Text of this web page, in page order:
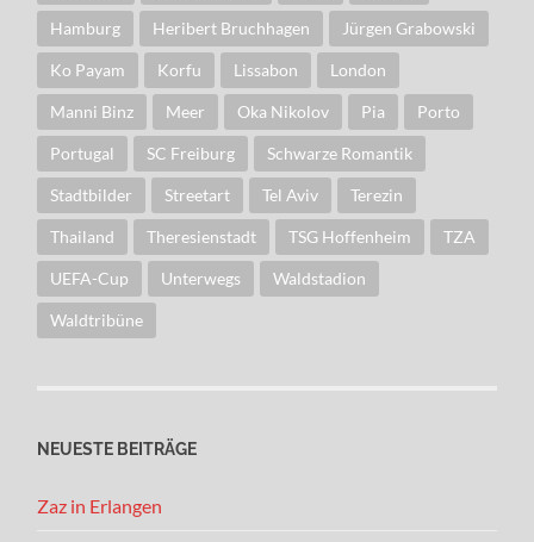
Hamburg Heribert Bruchhagen Jürgen Grabowski
Ko Payam Korfu Lissabon London
Manni Binz Meer Oka Nikolov Pia Porto
Portugal SC Freiburg Schwarze Romantik
Stadtbilder Streetart Tel Aviv Terezin
Thailand Theresienstadt TSG Hoffenheim TZA
UEFA-Cup Unterwegs Waldstadion
Waldtribüne
NEUESTE BEITRÄGE
Zaz in Erlangen